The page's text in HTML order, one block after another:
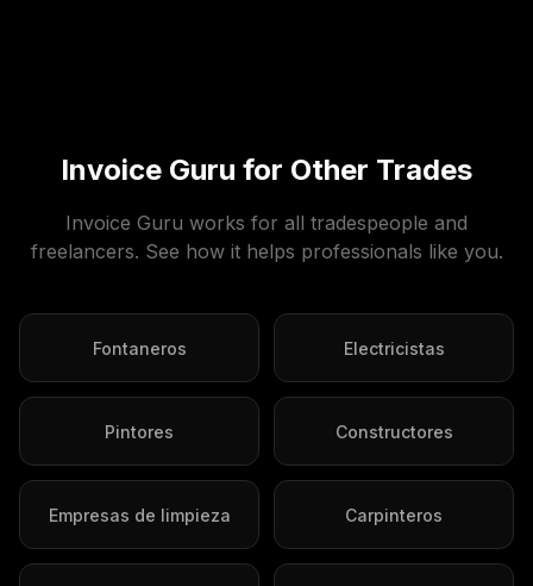
Invoice Guru for Other Trades
Invoice Guru works for all tradespeople and
freelancers. See how it helps professionals like you.
Fontaneros Electricistas
Pintores Constructores
Empresas de limpieza Carpinteros